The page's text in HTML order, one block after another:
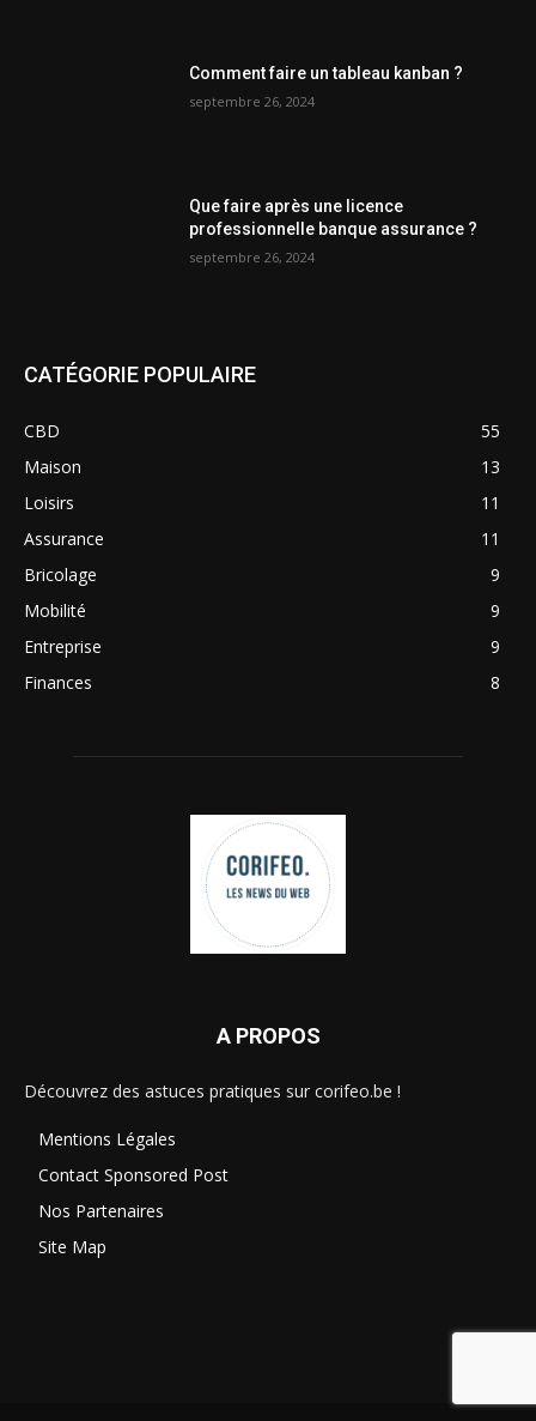
Comment faire un tableau kanban ?
septembre 26, 2024
Que faire après une licence
professionnelle banque assurance ?
septembre 26, 2024
CATÉGORIE POPULAIRE
CBD
55
Maison
13
Loisirs
11
Assurance
11
Bricolage
9
Mobilité
9
Entreprise
9
Finances
8
A PROPOS
Découvrez des astuces pratiques sur corifeo.be !
Mentions Légales
Contact Sponsored Post
Nos Partenaires
Site Map